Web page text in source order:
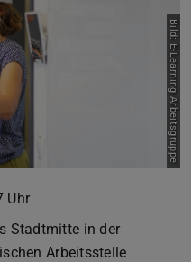
Bild: E-Learning Arbeitsgruppe
Uhr
Stadtmitte in der
Arbeitsstelle